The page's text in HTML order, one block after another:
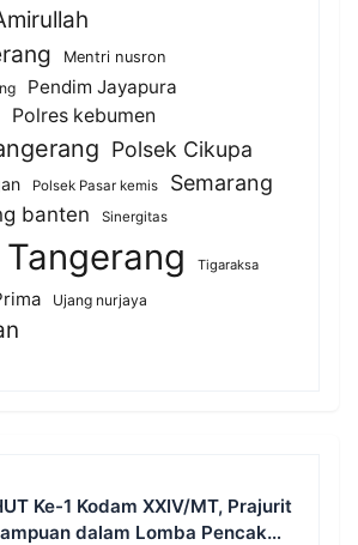
Mentri nusron
Pendim Jayapura
Polres kebumen
Polsek Cikupa
Polsek Pasar kemis Semarang
banten Sinergitas
Tangerang Tigaraksa
Ujang nurjaya
Ke-1 Kodam XXIV/MT, Prajurit
dalam Lomba Pencak